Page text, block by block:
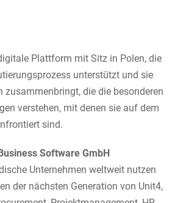
Plattform mit Sitz in Polen, die
unterstützt und sie
zusammenbringt, die die besonderen
verstehen, mit denen sie auf dem
sind.
Software GmbH
Unternehmen weltweit nutzen
der nächsten Generation von Unit4,